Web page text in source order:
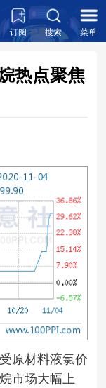
订阅 搜索 菜单
热点聚焦
原材料液氯价
市场大幅上